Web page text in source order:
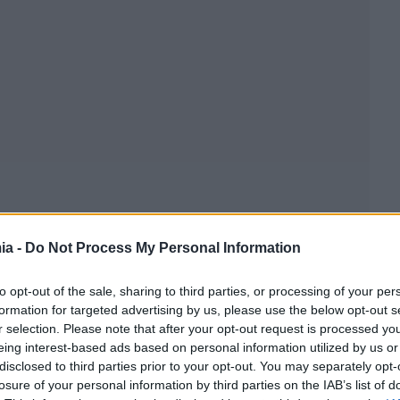
- Do Not Process My Personal Information
opt-out of the sale, sharing to third parties, or processing of your
for targeted advertising by us, please use the below opt-out
selection. Please note that after your opt-out request is processed
interest-based ads based on personal information utilized by us
to third parties prior to your opt-out. You may separately
of your personal information by third parties on the IAB’s list of
πάρει άλλη τροχιά, με τον γάλλο πρόεδρο να
εμφανές στην πρόσφατη επίσκεψη του Εμ. Μακρόν
μετανάστες και πρόσφυγες προσπαθούν ακόμη να